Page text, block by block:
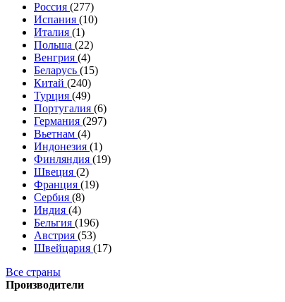
Россия (277)
Испания (10)
Италия (1)
Польша (22)
Венгрия (4)
Беларусь (15)
Китай (240)
Турция (49)
Португалия (6)
Германия (297)
Вьетнам (4)
Индонезия (1)
Финляндия (19)
Швеция (2)
Франция (19)
Сербия (8)
Индия (4)
Бельгия (196)
Австрия (53)
Швейцария (17)
Все страны
Производители